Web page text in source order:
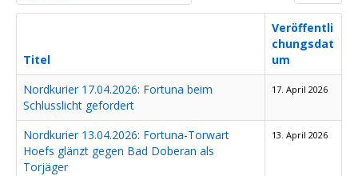
Titel
Veröffentli
chungsdat
um
Nordkurier 17.04.2026: Fortuna beim
Schlusslicht gefordert
17. April 2026
Nordkurier 13.04.2026: Fortuna-Torwart
Hoefs glänzt gegen Bad Doberan als
Torjäger
13. April 2026